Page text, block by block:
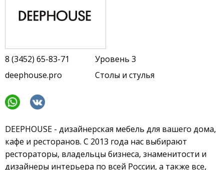
8 (3452) 65-83-71
deephouse.pro
Уровень 3
Столы и стулья
DEEPHOUSE - дизайнерская мебель для вашего дома,
кафе и ресторанов. С 2013 года нас выбирают
рестораторы, владельцы бизнеса, знаменитости и
дизайнеры интерьера по всей России, а также все,